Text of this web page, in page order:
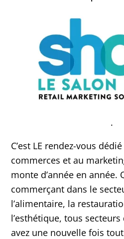
.
C’est LE rendez-vous
commerces et au
monte d’année en année.
commerçant dans le
l’alimentaire, la
l’esthétique, tous
avez une nouvelle fois